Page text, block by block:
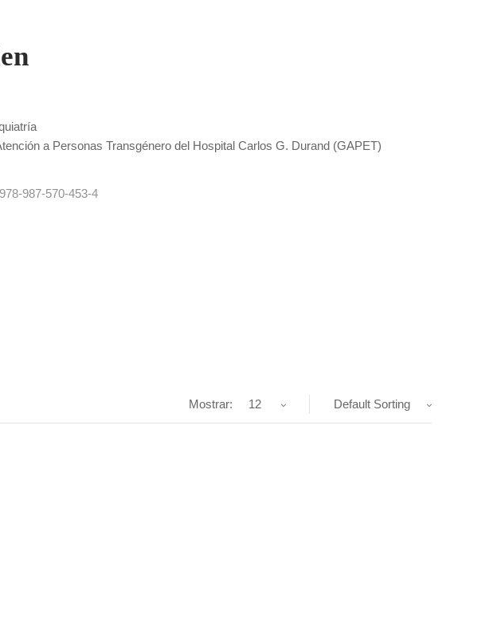
a Personas Transgénero del Hospital Carlos G. Durand (GAPET)
987-570-453-4
Default Sorting
Mostrar: 12